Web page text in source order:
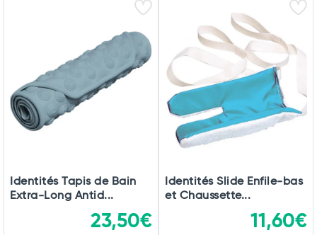
Identités Tapis de Bain
Extra-Long Antid...
23,50€
Identités Slide Enfile-bas
et Chaussette...
11,60€